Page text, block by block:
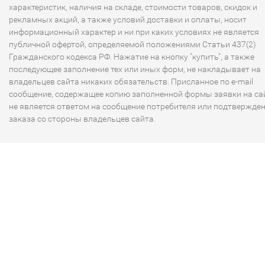
характеристик, наличия на складе, стоимости товаров, скидок и
рекламных акций, а также условий доставки и оплаты, носит
информационный характер и ни при каких условиях не является
публичной офертой, определяемой положениями Статьи 437(2)
Гражданского кодекса РФ. Нажатие на кнопку "купить", а также
последующее заполнение тех или иных форм, не накладывает на
владельцев сайта никаких обязательств. Присланное по e-mail
сообщение, содержащее копию заполненной формы заявки на
не является ответом на сообщение потребителя или
заказа со стороны владельцев сайта.